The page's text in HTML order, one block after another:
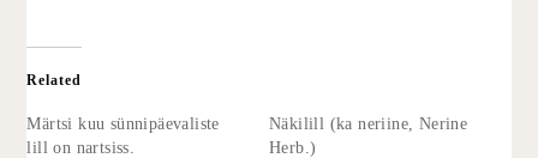
Related
Märtsi kuu sünnipäevaliste
lill on nartsiss.
Näkilill (ka neriine, Nerine
Herb.)